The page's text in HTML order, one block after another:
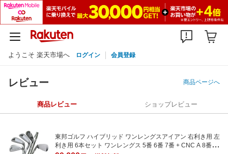
ようこそ 楽天市場へ ログイン 会員登録
レビュー 商品ページへ
商品レビュー ショップレビュー
東邦ゴルフ ハイブリッド ワンレングスアイアン 右利き用 左
利き用 6本セット ワンレングス 5番 6番 7番 + CNC A 8番 9